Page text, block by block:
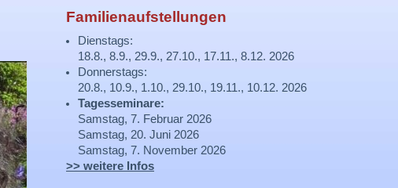
Familienaufstellungen
Dienstags:
18.8., 8.9., 29.9., 27.10., 17.11., 8.12. 2026
Donnerstags:
20.8., 10.9., 1.10., 29.10., 19.11., 10.12. 2026
Tagesseminare:
Samstag, 7. Februar 2026
Samstag, 20. Juni 2026
Samstag, 7. November 2026
>> weitere Infos